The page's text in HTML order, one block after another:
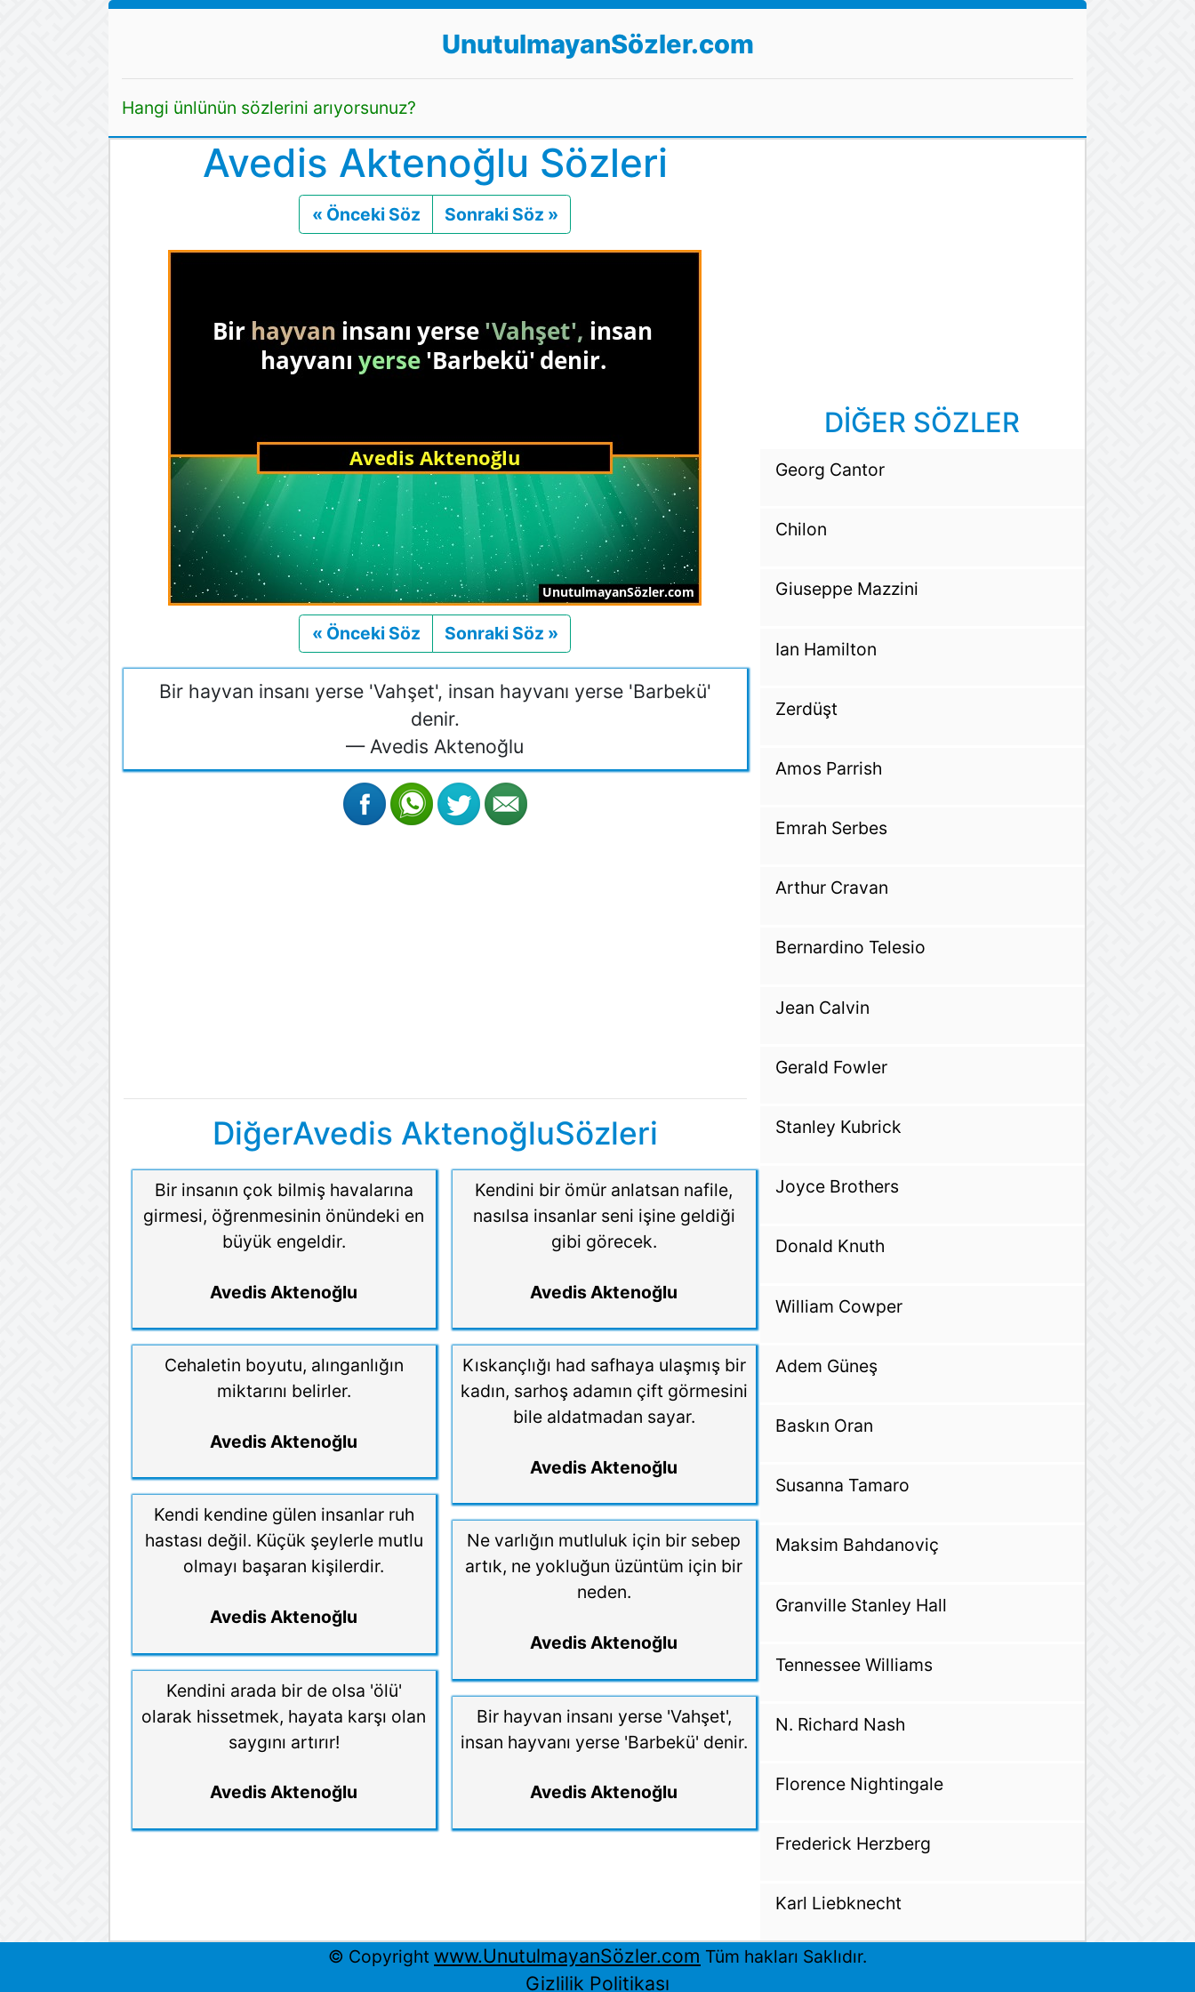
UnutulmayanSözler.com
Hangi ünlünün sözlerini arıyorsunuz?
Avedis Aktenoğlu Sözleri
« Önceki Söz Önceki
Sonraki Söz »
« Önceki Söz Önceki
Sonraki Söz »
Bir hayvan insanı yerse 'Vahşet', insan hayvanı yerse 'Barbekü'
denir.
— Avedis Aktenoğlu
DiğerAvedis AktenoğluSözleri
Bir insanın çok bilmiş havalarına
girmesi, öğrenmesinin önündeki en
büyük engeldir.
Avedis Aktenoğlu
Cehaletin boyutu, alınganlığın
miktarını belirler.
Avedis Aktenoğlu
Kendi kendine gülen insanlar ruh
hastası değil. Küçük şeylerle mutlu
olmayı başaran kişilerdir.
Avedis Aktenoğlu
Kendini arada bir de olsa 'ölü'
olarak hissetmek, hayata karşı olan
saygını artırır!
Avedis Aktenoğlu
Kendini bir ömür anlatsan nafile,
nasılsa insanlar seni işine geldiği
gibi görecek.
Avedis Aktenoğlu
Kıskançlığı had safhaya ulaşmış bir
kadın, sarhoş adamın çift görmesini
bile aldatmadan sayar.
Avedis Aktenoğlu
Ne varlığın mutluluk için bir sebep
artık, ne yokluğun üzüntüm için bir
neden.
Avedis Aktenoğlu
Bir hayvan insanı yerse 'Vahşet',
insan hayvanı yerse 'Barbekü' denir.
Avedis Aktenoğlu
DİĞER SÖZLER
Georg Cantor
Chilon
Giuseppe Mazzini
Ian Hamilton
Zerdüşt
Amos Parrish
Emrah Serbes
Arthur Cravan
Bernardino Telesio
Jean Calvin
Gerald Fowler
Stanley Kubrick
Joyce Brothers
Donald Knuth
William Cowper
Adem Güneş
Baskın Oran
Susanna Tamaro
Maksim Bahdanoviç
Granville Stanley Hall
Tennessee Williams
N. Richard Nash
Florence Nightingale
Frederick Herzberg
Karl Liebknecht
© Copyright www.UnutulmayanSözler.com Tüm hakları Saklıdır.
Gizlilik Politikası